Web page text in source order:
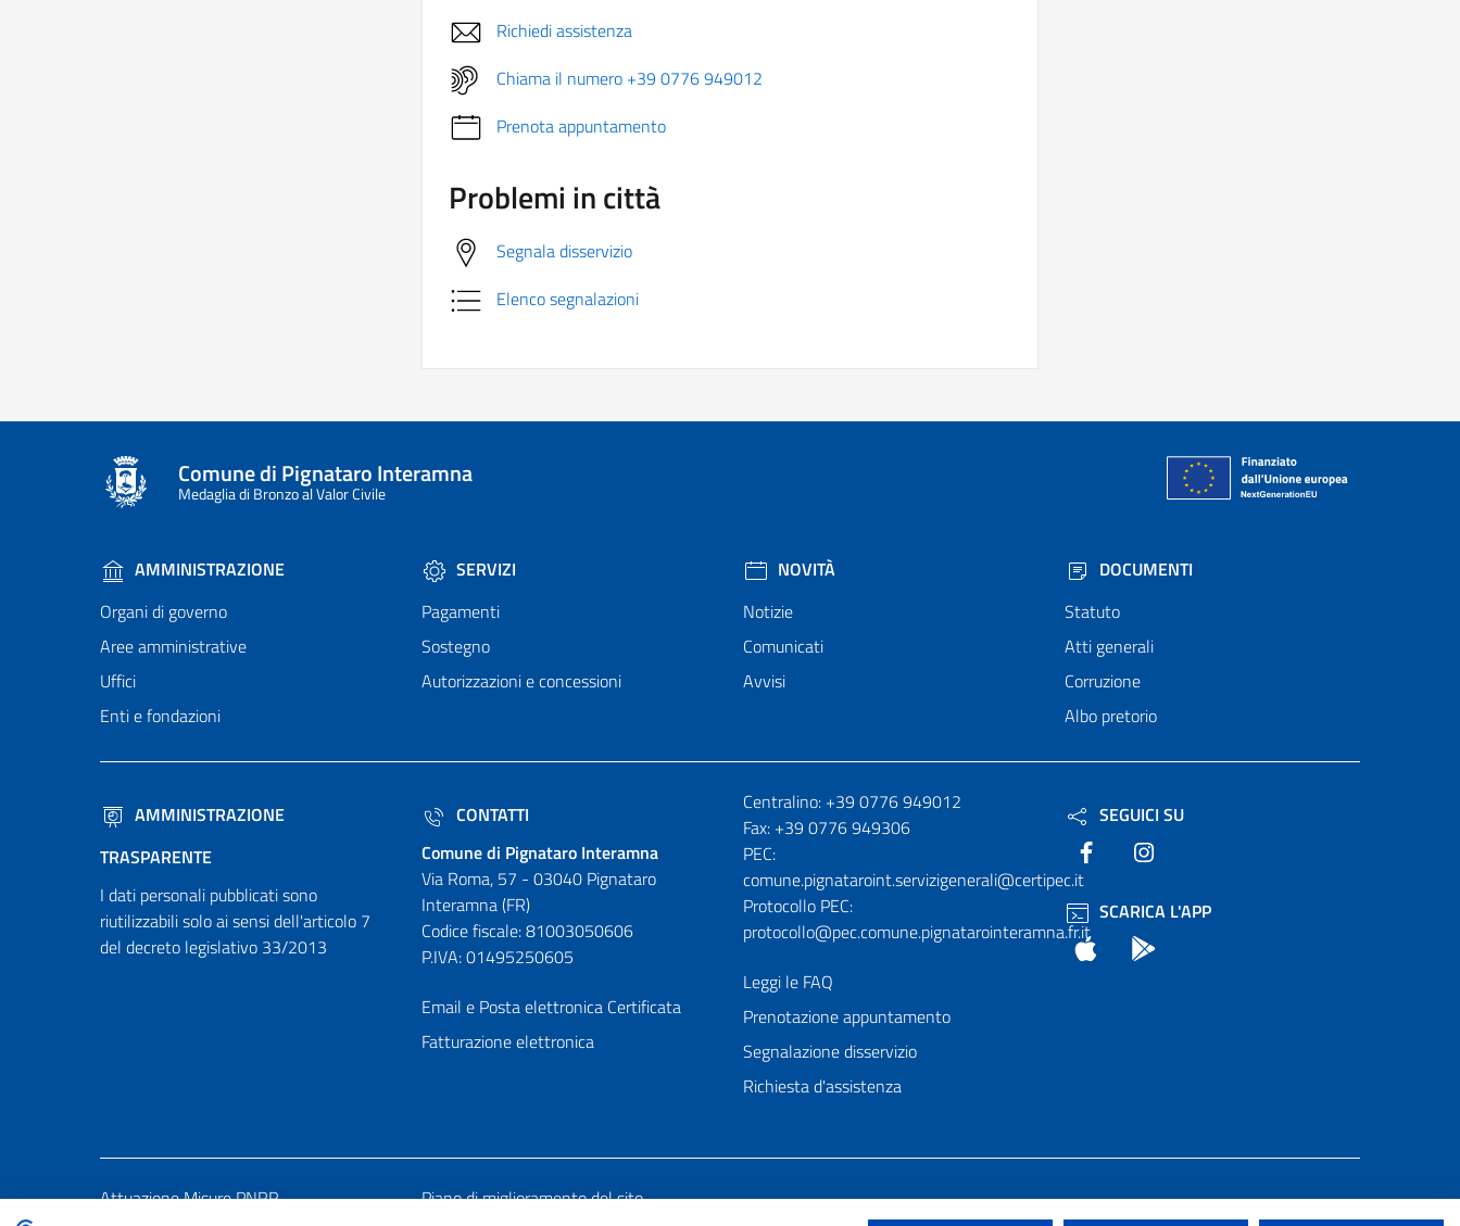
Richiedi assistenza
Chiama il numero +39 0776 949012
Prenota appuntamento
Problemi in città
Segnala disservizio
Elenco segnalazioni
Comune di Pignataro Interamna
Medaglia di Bronzo al Valor Civile
AMMINISTRAZIONE
Organi di governo
Aree amministrative
Uffici
Enti e fondazioni
SERVIZI
Pagamenti
Sostegno
Autorizzazioni e concessioni
NOVITÀ
Notizie
Comunicati
Avvisi
DOCUMENTI
Statuto
Atti generali
Corruzione
Albo pretorio
AMMINISTRAZIONE
TRASPARENTE
I dati personali pubblicati sono
riutilizzabili solo ai sensi dell'articolo 7
del decreto legislativo 33/2013
CONTATTI
Comune di Pignataro Interamna
Via Roma, 57 - 03040 Pignataro
Interamna (FR)
Codice fiscale: 81003050606
P.IVA: 01495250605
Email e Posta elettronica Certificata
Fatturazione elettronica
Numeri utili
Centralino: +39 0776 949012
Fax: +39 0776 949306
PEC:
comune.pignataroint.servizigenerali@certipec.it
Protocollo PEC:
protocollo@pec.comune.pignatarointeramna.fr.it
Leggi le FAQ
Prenotazione appuntamento
Segnalazione disservizio
Richiesta d'assistenza
SEGUICI SU
Facebook
SCARICA L'APP
App Store
Attuazione Misure PNRR Piano di miglioramento del sito